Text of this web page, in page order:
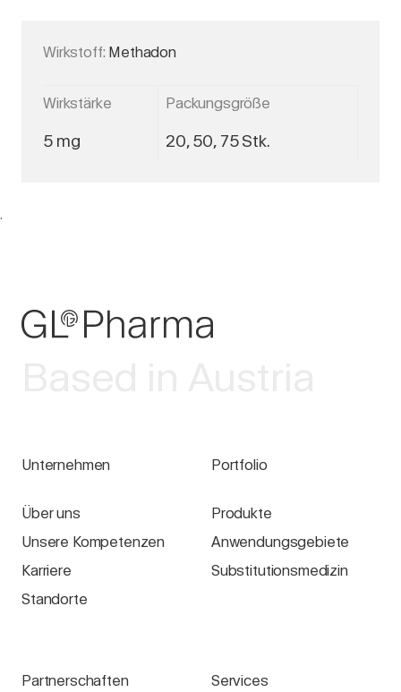
Wirkstoff: Methadon
Wirkstärke Packungsgröße
5 mg 20, 50, 75 Stk.
.
Unternehmen
Über uns
Unsere Kompetenzen
Karriere
Standorte
Portfolio
Produkte
Anwendungsgebiete
Substitutionsmedizin
Partnerschaften Services